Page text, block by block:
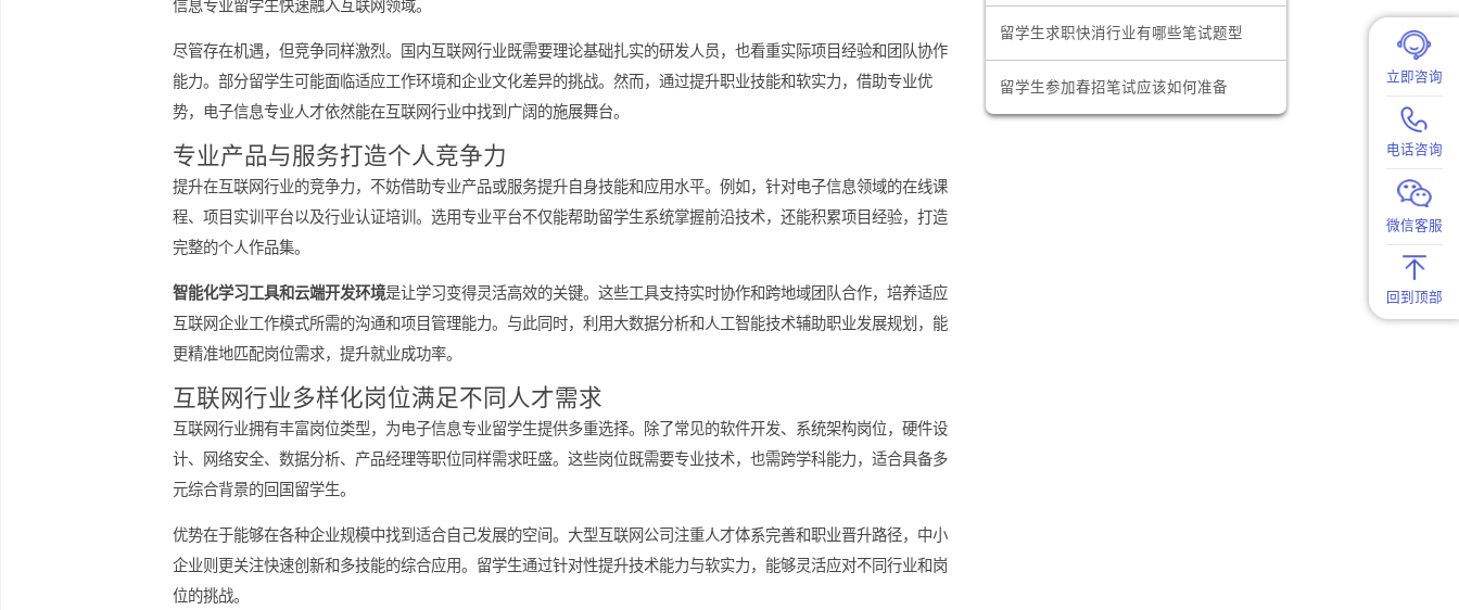
回国发展互联网行业的机会与挑战
近年来，国内互联网行业持续蓬勃发展，众多知名企业和创业公司拓展业务，积极引进海外人才。政府政策对留学生
回国创业和就业提供了多样化支持，比如人才引进计划和创新创业激励。这些政策营造了良好的人才环境，助力电子
信息专业留学生快速融入互联网领域。
尽管存在机遇，但竞争同样激烈。国内互联网行业既需要理论基础扎实的研发人员，也看重实际项目经验和团队协作
能力。部分留学生可能面临适应工作环境和企业文化差异的挑战。然而，通过提升职业技能和软实力，借助专业优
势，电子信息专业人才依然能在互联网行业中找到广阔的施展舞台。
专业产品与服务打造个人竞争力
提升在互联网行业的竞争力，不妨借助专业产品或服务提升自身技能和应用水平。例如，针对电子信息领域的在线课
程、项目实训平台以及行业认证培训。选用专业平台不仅能帮助留学生系统掌握前沿技术，还能积累项目经验，打造
完整的个人作品集。
智能化学习工具和云端开发环境 是让学习变得灵活高效的关键。这些工具支持实时协作和跨地域团队合作，培养适应
互联网企业工作模式所需的沟通和项目管理能力。与此同时，利用大数据分析和人工智能技术辅助职业发展规划，能
更精准地匹配岗位需求，提升就业成功率。
互联网行业多样化岗位满足不同人才需求
互联网行业拥有丰富岗位类型，为电子信息专业留学生提供多重选择。除了常见的软件开发、系统架构岗位，硬件设
澳洲留学生找工作的网站有哪些
留学生校招求职笔试无法线下参加怎么办